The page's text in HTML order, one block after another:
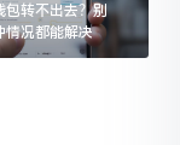
转不出去？别
情况都能解决